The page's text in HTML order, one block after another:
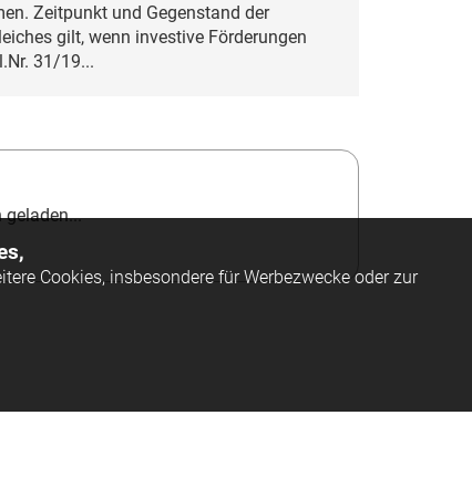
Zeitpunkt und Gegenstand der
gilt, wenn investive Förderungen
31/19...
geladen...
Cookies, insbesondere für Werbezwecke oder zur